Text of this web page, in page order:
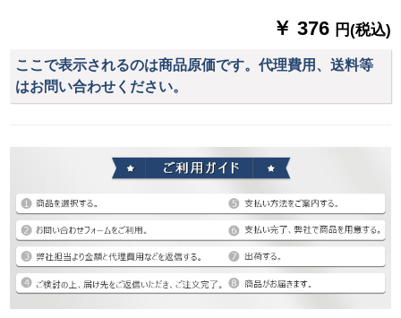
￥ 376 円(税込)
ここで表示されるのは商品原価です。代理費用、送料等
はお問い合わせください。